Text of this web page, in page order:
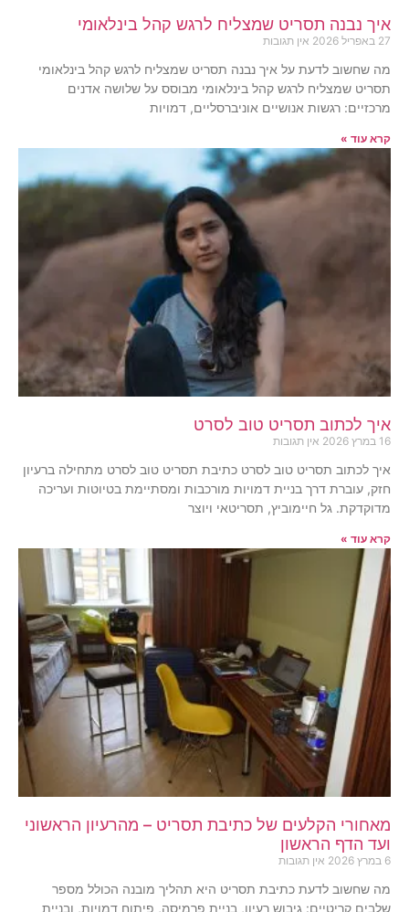
איך נבנה תסריט שמצליח לרגש קהל בינלאומי
27 באפריל 2026 אין תגובות
מה שחשוב לדעת על איך נבנה תסריט שמצליח לרגש קהל בינלאומי
תסריט שמצליח לרגש קהל בינלאומי מבוסס על שלושה אדנים
מרכזיים: רגשות אנושיים אוניברסליים, דמויות
קרא עוד »
איך לכתוב תסריט טוב לסרט
16 במרץ 2026 אין תגובות
איך לכתוב תסריט טוב לסרט כתיבת תסריט טוב לסרט מתחילה ברעיון
חזק, עוברת דרך בניית דמויות מורכבות ומסתיימת בטיוטות ועריכה
מדוקדקת. גל חיימוביץ, תסריטאי ויוצר
קרא עוד »
מאחורי הקלעים של כתיבת תסריט – מהרעיון הראשוני
ועד הדף הראשון
6 במרץ 2026 אין תגובות
מה שחשוב לדעת כתיבת תסריט היא תהליך מובנה הכולל מספר
שלבים קריטיים: גיבוש רעיון, בניית פרמיסה, פיתוח דמויות, ובניית